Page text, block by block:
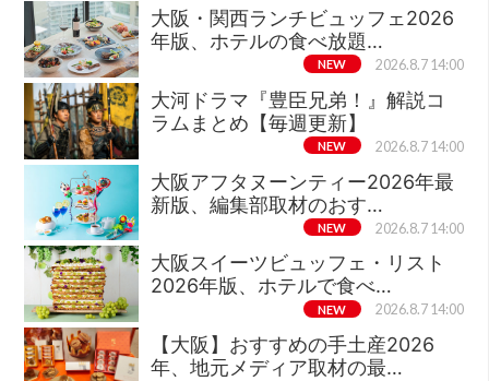
大阪・関西ランチビュッフェ2026
年版、ホテルの食べ放題…
NEW 2026.8.7 14:00
大河ドラマ『豊臣兄弟！』解説コ
ラムまとめ【毎週更新】
NEW 2026.8.7 14:00
大阪アフタヌーンティー2026年最
新版、編集部取材のおす…
NEW 2026.8.7 14:00
大阪スイーツビュッフェ・リスト
2026年版、ホテルで食べ…
NEW 2026.8.7 14:00
【大阪】おすすめの手土産2026
年、地元メディア取材の最…